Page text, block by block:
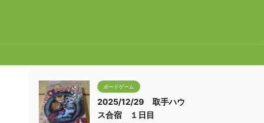
ボードゲーム
2025/12/29 取手ハウ
ス合宿 １日目